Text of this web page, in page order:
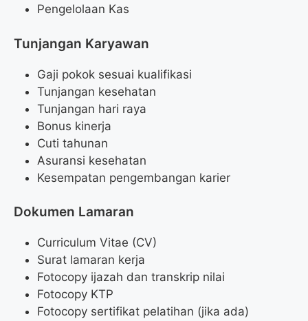
Pengelolaan Kas
Tunjangan Karyawan
Gaji pokok sesuai kualifikasi
Tunjangan kesehatan
Tunjangan hari raya
Bonus kinerja
Cuti tahunan
Asuransi kesehatan
Kesempatan pengembangan karier
Dokumen Lamaran
Curriculum Vitae (CV)
Surat lamaran kerja
Fotocopy ijazah dan transkrip nilai
Fotocopy KTP
Fotocopy sertifikat pelatihan (jika ada)